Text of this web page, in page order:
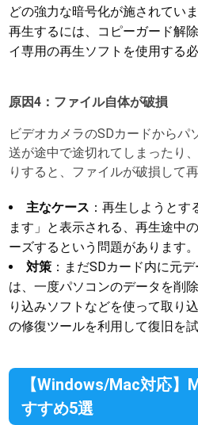
どの強力な暗号化が施されてい
再生するには、コピーガード解
イ専用の再生ソフトを使用する
原因4：ファイル自体が破損
ビデオカメラのSDカードからパ
送が途中で途切れてしまったり
りすると、ファイルが破損して
主なケース ：再生しようと
ます」と表示される、再生途中
ーズするという問題があります。
対策 ：まだSDカード内に元
は、一度パソコンのデータを削
り込みソフトなどを使って取り
の修復ツールを利用して復旧を試
【Windows/Mac対応】
すすめ5選